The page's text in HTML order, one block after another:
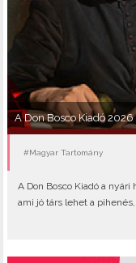
A Don Bosco Kiadó
#Magyar Tartomány
A Don Bosco Kiadó a
ami jó társ lehet a